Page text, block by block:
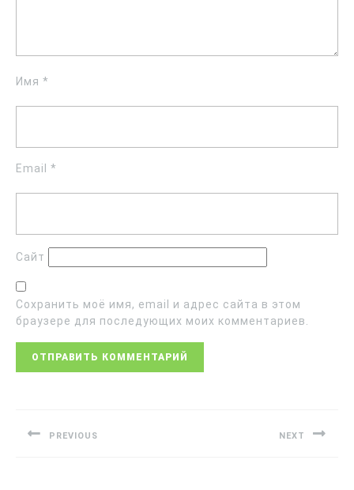
Имя *
Email *
Сайт
Сохранить моё имя, email и адрес сайта в этом
браузере для последующих моих комментариев.
PREVIOUS NEXT